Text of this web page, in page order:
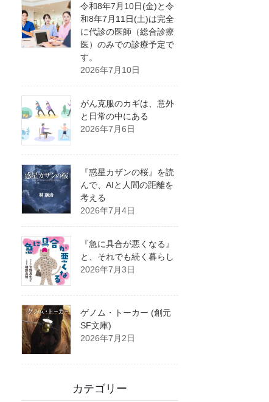
令和8年7月10日(金)と令
和8年7月11日(土)は完全
に代診の医師（総合診療
医）のみでの診療予定で
す。
2026年7月10日
がん克服のカギは、意外
と日常の中にある
2026年7月6日
『惑星カザンの桜』を読
んで、AIと人間の距離を
考える
2026年7月4日
『急に具合が悪くなる』
と、それでも続く暮らし
2026年7月3日
ゲノム・トーカー (創元
SF文庫)
2026年7月2日
カテゴリー